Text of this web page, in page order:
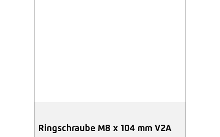
Ringschraube M8 x 104 mm V2A